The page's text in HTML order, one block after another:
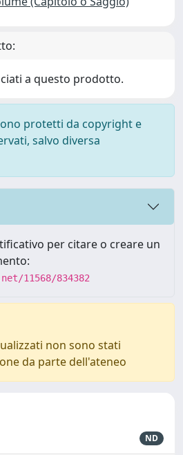
a questo prodotto.
protetti da copyright e
salvo diversa
per citare o creare un
11568/834382
non sono stati
da parte dell'ateneo
ND